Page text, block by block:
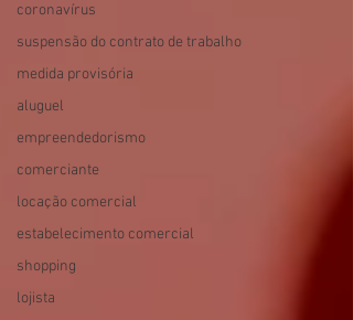
coronavírus
suspensão do contrato de trabalho
medida provisória
aluguel
empreendedorismo
comerciante
locação comercial
estabelecimento comercial
shopping
lojista